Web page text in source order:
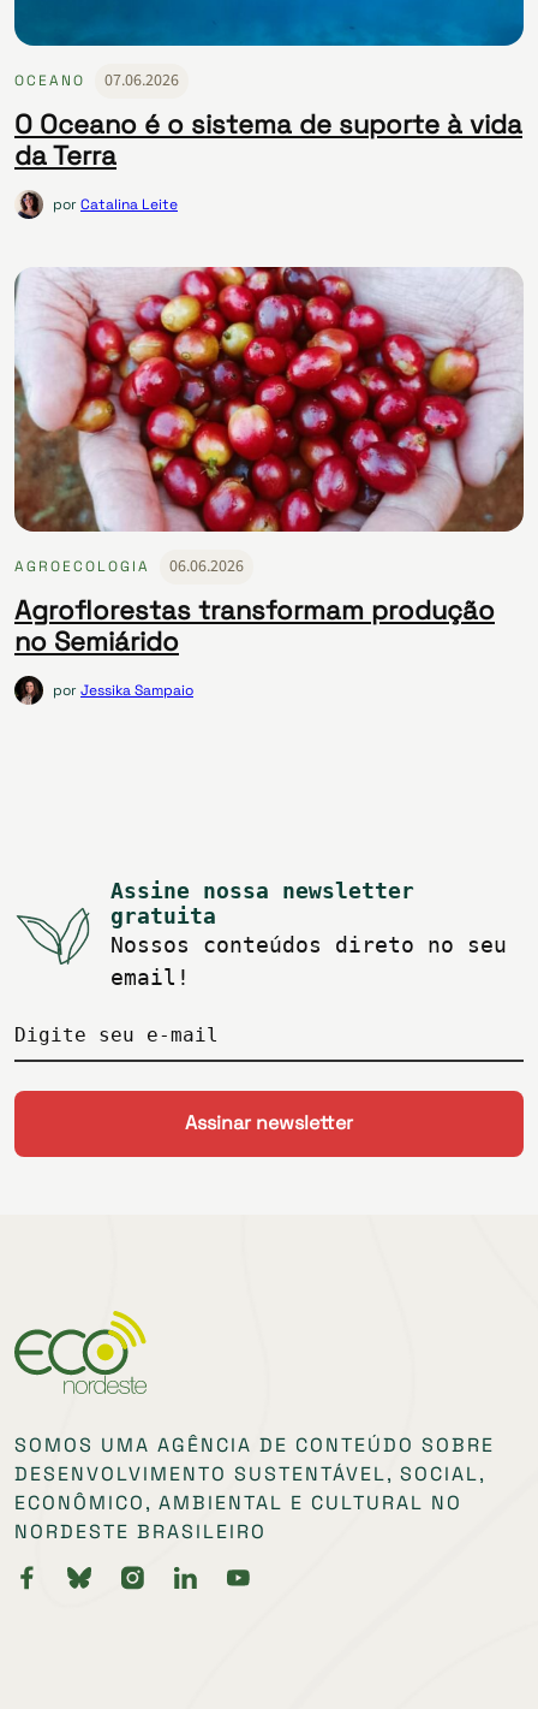
OCEANO 07.06.2026
O Oceano é o sistema de suporte à vida
da Terra
porCatalina Leite
AGROECOLOGIA 06.06.2026
Agroflorestas transformam produção
no Semiárido
porJessika Sampaio
Assine nossa newsletter
gratuita
Nossos conteúdos direto no seu
email!
Digite seu e-mail
SOMOS UMA AGÊNCIA DE CONTEÚDO SOBRE
DESENVOLVIMENTO SUSTENTÁVEL, SOCIAL,
ECONÔMICO, AMBIENTAL E CULTURAL NO
NORDESTE BRASILEIRO